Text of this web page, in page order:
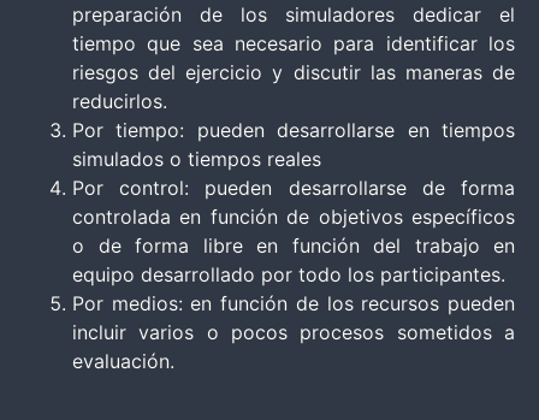
preparación de los simuladores dedicar el
tiempo que sea necesario para identificar los
riesgos del ejercicio y discutir las maneras de
reducirlos.
Por tiempo: pueden desarrollarse en tiempos
simulados o tiempos reales
Por control: pueden desarrollarse de forma
controlada en función de objetivos específicos
o de forma libre en función del trabajo en
equipo desarrollado por todo los participantes.
Por medios: en función de los recursos pueden
incluir varios o pocos procesos sometidos a
evaluación.